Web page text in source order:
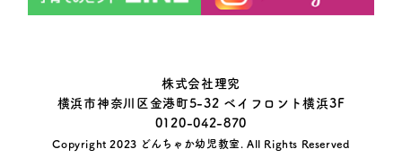
株式会社理究
横浜市神奈川区金港町5-32 ベイフロント横浜3F
0120-042-870
Copyright 2023 どんちゃか幼児教室 . All Rights Reserved